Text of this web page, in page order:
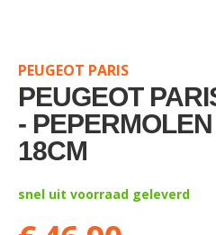
beginning
of
the
images
gallery
PEUGEOT PARIS
PEUGEOT
-
18CM
snel uit voorraad geleverd